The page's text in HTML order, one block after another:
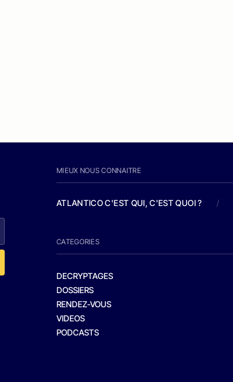
MIEUX NOUS CONNAITRE
ATLANTICO C'EST QUI, C'EST QUOI ? /
CATEGORIES
DECRYPTAGES
DOSSIERS
RENDEZ-VOUS
VIDEOS
PODCASTS